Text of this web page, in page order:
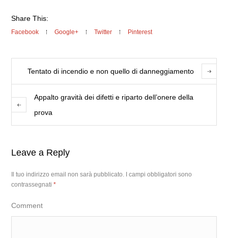
Share This:
Facebook Google+ Twitter Pinterest
Tentato di incendio e non quello di danneggiamento
Appalto gravità dei difetti e riparto dell’onere della
prova
Leave a Reply
Il tuo indirizzo email non sarà pubblicato.
I campi obbligatori sono
contrassegnati*
Comment